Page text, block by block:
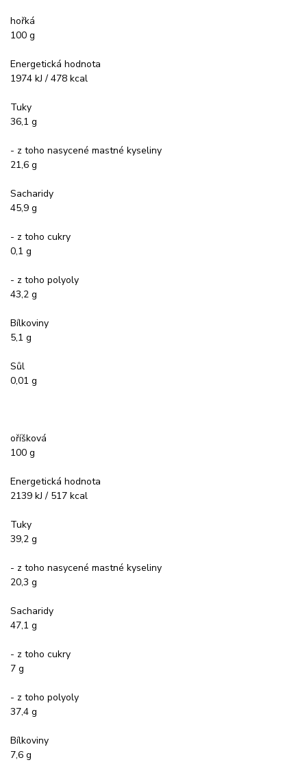
hořká
100 g
Energetická hodnota
1974 kJ / 478 kcal
Tuky
36,1 g
- z toho nasycené mastné kyseliny
21,6 g
Sacharidy
45,9 g
- z toho cukry
0,1 g
- z toho polyoly
43,2 g
Bílkoviny
5,1 g
Sůl
0,01 g
oříšková
100 g
Energetická hodnota
2139 kJ / 517 kcal
Tuky
39,2 g
- z toho nasycené mastné kyseliny
20,3 g
Sacharidy
47,1 g
- z toho cukry
7 g
- z toho polyoly
37,4 g
Bílkoviny
7,6 g